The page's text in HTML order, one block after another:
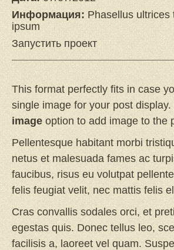
Информация: Phasellus ultrices
ipsum
Запустить проект
This format perfectly fits in case
single image for your post
imageoption to add image to the
Pellentesque habitant morbi
netus et malesuada fames ac
faucibus, risus eu volutpat
felis feugiat velit, nec mattis felis
Cras convallis sodales orci, et
egestas quis. Donec tellus leo,
facilisis a, laoreet vel quam.